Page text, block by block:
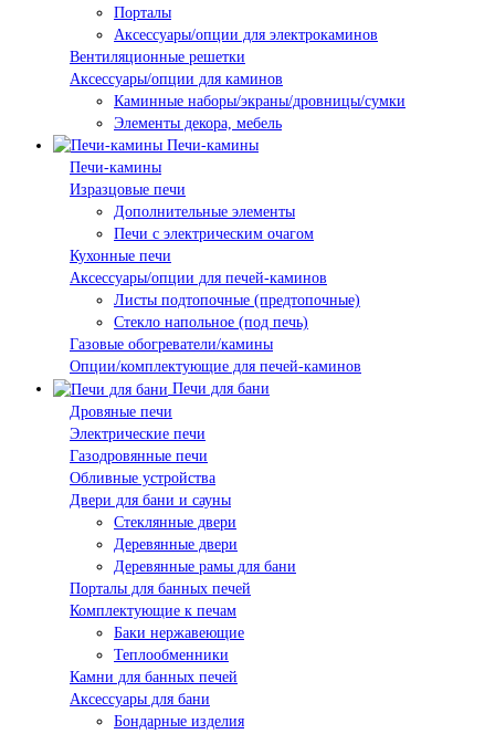
Порталы
Аксессуары/опции для электрокаминов
Вентиляционные решетки
Аксессуары/опции для каминов
Каминные наборы/экраны/дровницы/сумки
Элементы декора, мебель
Печи-камины
Печи-камины
Изразцовые печи
Дополнительные элементы
Печи с электрическим очагом
Кухонные печи
Аксессуары/опции для печей-каминов
Листы подтопочные (предтопочные)
Стекло напольное (под печь)
Газовые обогреватели/камины
Опции/комплектующие для печей-каминов
Печи для бани
Дровяные печи
Электрические печи
Газодровянные печи
Обливные устройства
Двери для бани и сауны
Стеклянные двери
Деревянные двери
Деревянные рамы для бани
Порталы для банных печей
Комплектующие к печам
Баки нержавеющие
Теплообменники
Камни для банных печей
Аксессуары для бани
Бондарные изделия